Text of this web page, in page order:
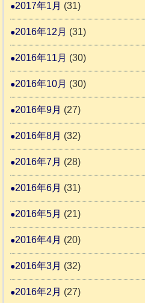
2017年1月 (31)
2016年12月 (31)
2016年11月 (30)
2016年10月 (30)
2016年9月 (27)
2016年8月 (32)
2016年7月 (28)
2016年6月 (31)
2016年5月 (21)
2016年4月 (20)
2016年3月 (32)
2016年2月 (27)